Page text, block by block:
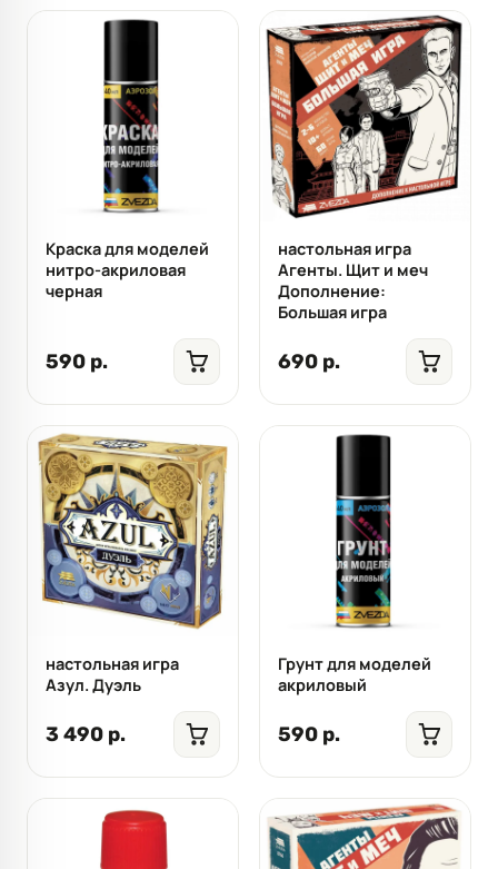
Краска для моделей
нитро-акриловая
черная
590 р.
настольная игра
Агенты. Щит и меч
Дополнение:
Большая игра
690 р.
настольная игра
Азул. Дуэль
3 490 р.
Грунт для моделей
акриловый
590 р.